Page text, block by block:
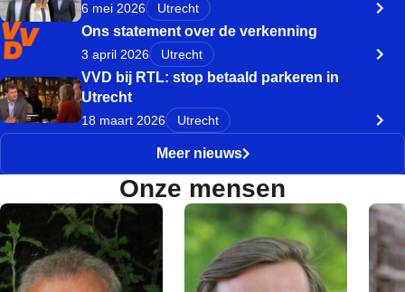
6 mei 2026 Utrecht
Ons statement over de verkenning
3 april 2026 Utrecht
VVD bij RTL: stop betaald parkeren in
Utrecht
18 maart 2026 Utrecht
Meer nieuws
Onze mensen